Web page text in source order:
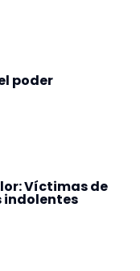
poder
Víctimas de
indolentes